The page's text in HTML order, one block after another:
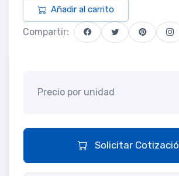
Añadir al carrito
Compartir:
Precio por unidad
Solicitar